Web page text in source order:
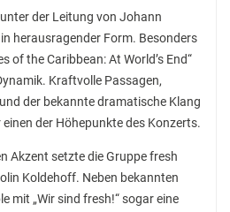
der Leitung von Johann
herausragender Form. Besonders
of the Caribbean: At World’s End“
Kraftvolle Passagen,
der bekannte dramatische Klang
der Höhepunkte des Konzerts.
Akzent setzte die Gruppe fresh
Koldehoff. Neben bekannten
mit „Wir sind fresh!“ sogar eine